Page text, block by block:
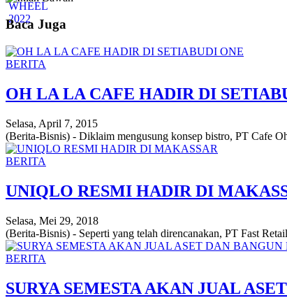
Baca Juga
BERITA
OH LA LA CAFE HADIR DI
Selasa, April 7, 2015
(Berita-Bisnis) - Diklaim mengusung konsep bistro, PT Cafe
BERITA
UNIQLO RESMI HADIR DI
Selasa, Mei 29, 2018
(Berita-Bisnis) - Seperti yang telah direncanakan, PT Fast
BERITA
SURYA SEMESTA AKAN JUAL